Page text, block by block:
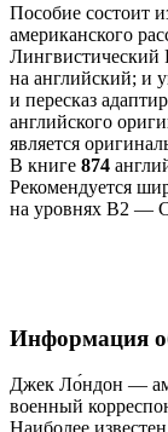
Пособие состоит
американского
Лингвистический
на английский; и
и пересказ
английского
является
В книге 874
Рекомендуется
на уровнях В2 —
Информация
Джек Ло́ндон —
военный